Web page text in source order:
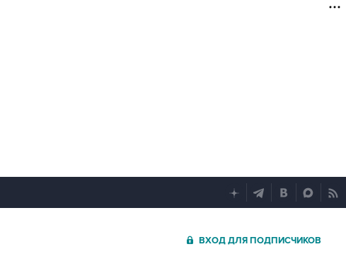
ВХОД ДЛЯ ПОДПИСЧИКОВ